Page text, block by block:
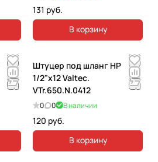
131 руб.
В корзину
Штуцер под шланг НР
1/2"х12 Valtec.
VTr.650.N.0412
0 0 В наличии
120 руб.
В корзину